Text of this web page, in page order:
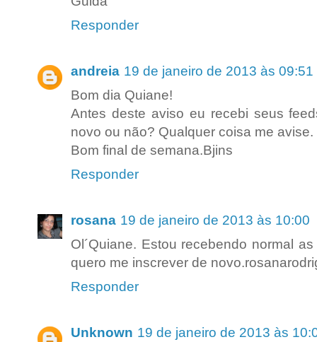
Responder
andreia 19 de janeiro de 2013 às 09:51
Bom dia Quiane!
Antes deste aviso eu recebi seus
novo ou não? Qualquer coisa me
Bom final de semana.Bjins
Responder
rosana 19 de janeiro de 2013 às 10:00
Ol´Quiane. Estou recebendo normal
quero me inscrever de
Responder
Unknown 19 de janeiro de 2013 às